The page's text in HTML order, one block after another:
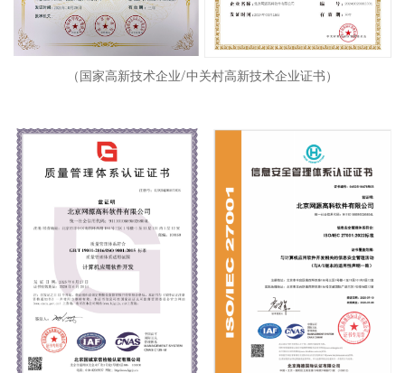
（国家高新技术企业/中关村高新技术企业证书）